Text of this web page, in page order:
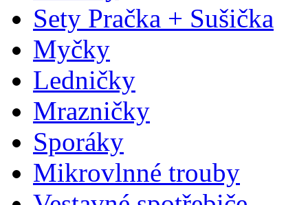
Sety Pračka + Sušička
Myčky
Ledničky
Mrazničky
Sporáky
Mikrovlnné trouby